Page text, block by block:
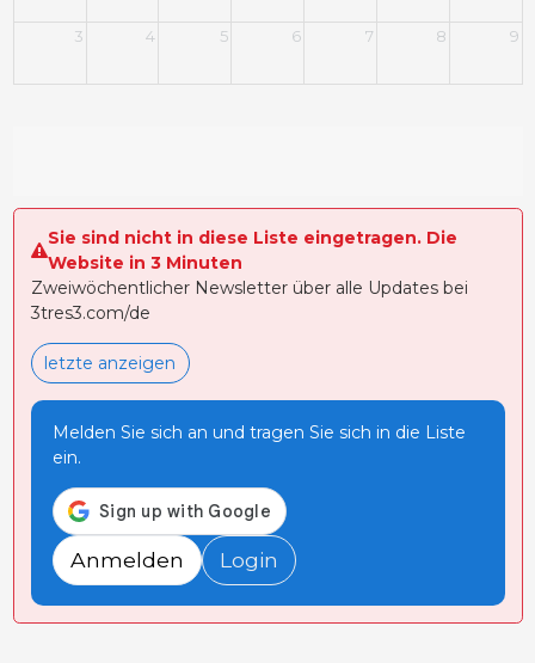
3 4 5 6 7 8 9
Sie sind nicht in diese Liste eingetragen. Die
Website in 3 Minuten
Zweiwöchentlicher Newsletter über alle Updates bei
3tres3.com/de
letzte anzeigen
Melden Sie sich an und tragen Sie sich in die Liste
ein.
Anmelden Login